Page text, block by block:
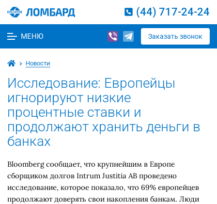
(44) 717-24-24
МЕНЮ Заказать звонок
Новости
Исследование: Европейцы
игнорируют низкие
процентные ставки и
продолжают хранить деньги в
банках
Bloomberg сообщает, что крупнейшим в Европе
сборщиком долгов Intrum Justitia AB проведено
исследование, которое показало, что 69% европейцев
продолжают доверять свои накопления банкам. Люди